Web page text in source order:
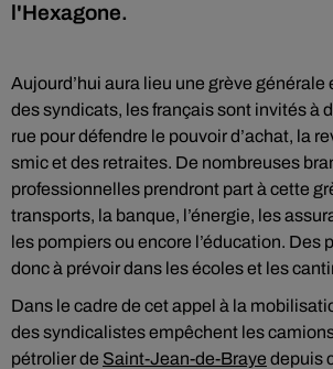
l'Hexagone.
Aujourd’hui aura lieu une grève générale
des syndicats, les français sont invités à
rue pour défendre le pouvoir d’achat, la
smic et des retraites. De nombreuses
professionnelles prendront part à cette
transports, la banque, l’énergie, les
les pompiers ou encore l’éducation. Des
donc à prévoir dans les écoles et les
Dans le cadre de cet appel à la
des syndicalistes empêchent les
pétrolier de Saint-Jean-de-Braye depuis